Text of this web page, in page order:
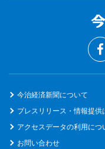
今治経済新聞について
プレスリリース・情報提供
アクセスデータの利用につ
お問い合わせ